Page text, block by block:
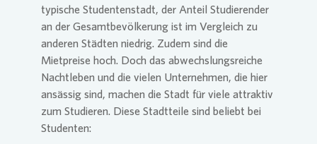
typische Studentenstadt, der Anteil Studierender
an der Gesamtbevölkerung ist im Vergleich zu
anderen Städten niedrig. Zudem sind die
Mietpreise hoch. Doch das abwechslungsreiche
Nachtleben und die vielen Unternehmen, die hier
ansässig sind, machen die Stadt für viele attraktiv
zum Studieren. Diese Stadtteile sind beliebt bei
Studenten: